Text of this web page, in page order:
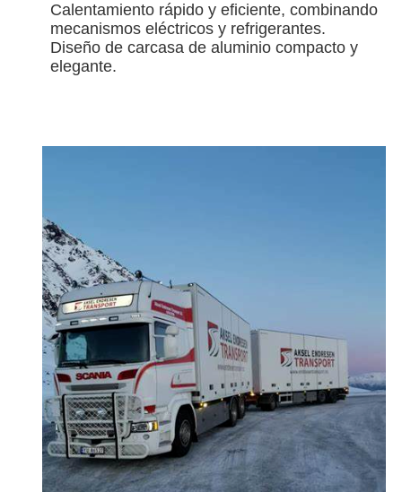
Calentamiento rápido y eficiente, combinando
mecanismos eléctricos y refrigerantes.
Diseño de carcasa de aluminio compacto y
elegante.